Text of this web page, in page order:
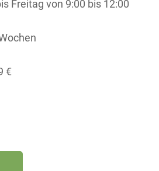
Freitag von 9:00 bis 12:00
€